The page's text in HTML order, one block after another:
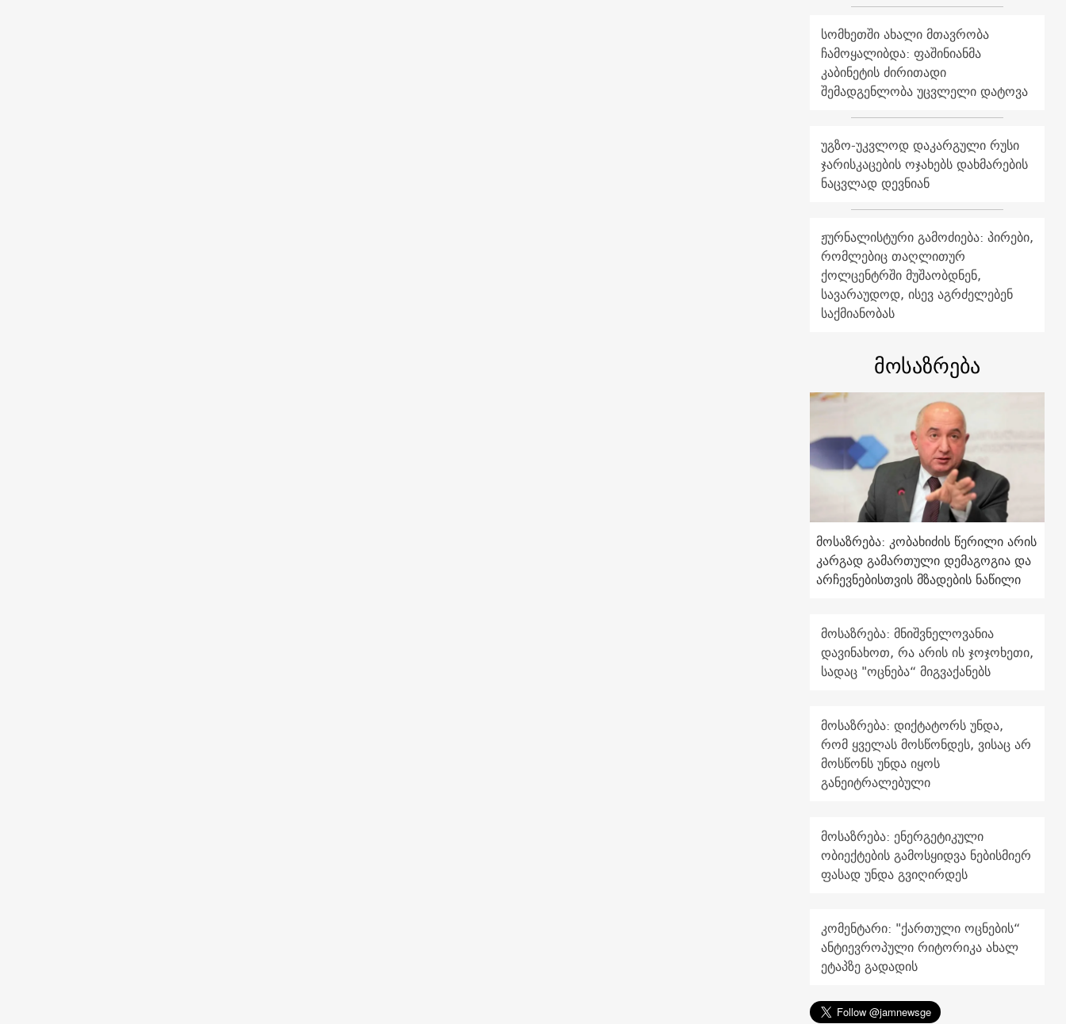
სომხეთში ახალი მთავრობა
ჩამოყალიბდა: ფაშინიანმა
კაბინეტის ძირითადი
შემადგენლობა უცვლელი დატოვა
უგზო-უკვლოდ დაკარგული რუსი
ჯარისკაცების ოჯახებს დახმარების
ნაცვლად დევნიან
ჟურნალისტური გამოძიება: პირები,
რომლებიც თაღლითურ
ქოლცენტრში მუშაობდნენ,
სავარაუდოდ, ისევ აგრძელებენ
საქმიანობას
მოსაზრება
მოსაზრება: კობახიძის წერილი არის
კარგად გამართული დემაგოგია და
არჩევნებისთვის მზადების ნაწილი
მოსაზრება: მნიშვნელოვანია
დავინახოთ, რა არის ის ჯოჯოხეთი,
სადაც "ოცნება“ მიგვაქანებს
მოსაზრება: დიქტატორს უნდა,
რომ ყველას მოსწონდეს, ვისაც არ
მოსწონს უნდა იყოს
განეიტრალებული
მოსაზრება: ენერგეტიკული
ობიექტების გამოსყიდვა ნებისმიერ
ფასად უნდა გვიღირდეს
კომენტარი: "ქართული ოცნების“
ანტიევროპული რიტორიკა ახალ
ეტაპზე გადადის